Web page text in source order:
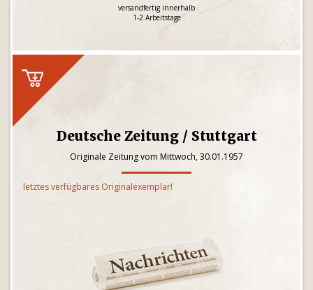
versandfertig innerhalb
1-2 Arbeitstage
Deutsche Zeitung / Stuttgart
Originale Zeitung vom Mittwoch, 30.01.1957
letztes verfügbares Originalexemplar!